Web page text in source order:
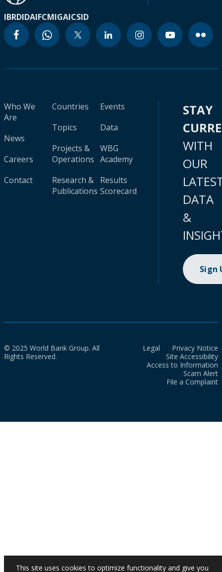
IBRDIDAIFCMIGAICSID
Who We
Are
News
Careers
Contact
Countries
Topics
Projects &
Operations
Research &
Publications
Events
Data
WBG
Academy
Results
Scorecard
STAY
WITH
OUR
DATA
&
Sign
© 2025 World Bank Group. All
Rights Reserved.
Legal
Privacy Notice
Site Accessibility
Access to Information
Scam Alert
File a Complaint
This site uses cookies to optimize functionality and give you